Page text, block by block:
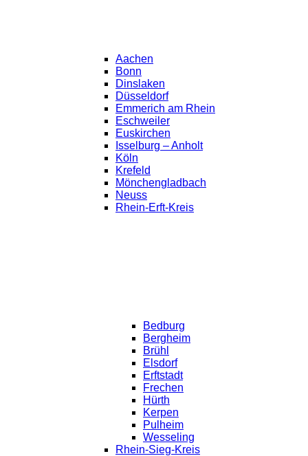
Aachen
Bonn
Dinslaken
Düsseldorf
Emmerich am Rhein
Eschweiler
Euskirchen
Isselburg – Anholt
Köln
Krefeld
Mönchengladbach
Neuss
Rhein-Erft-Kreis
Bedburg
Bergheim
Brühl
Elsdorf
Erftstadt
Frechen
Hürth
Kerpen
Pulheim
Wesseling
Rhein-Sieg-Kreis